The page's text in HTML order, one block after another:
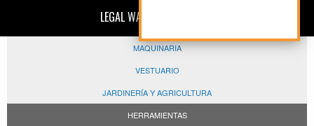
LEGAL WARNING
MAQUINARIA
VESTUARIO
JARDINERÍA Y AGRICULTURA
HERRAMIENTAS